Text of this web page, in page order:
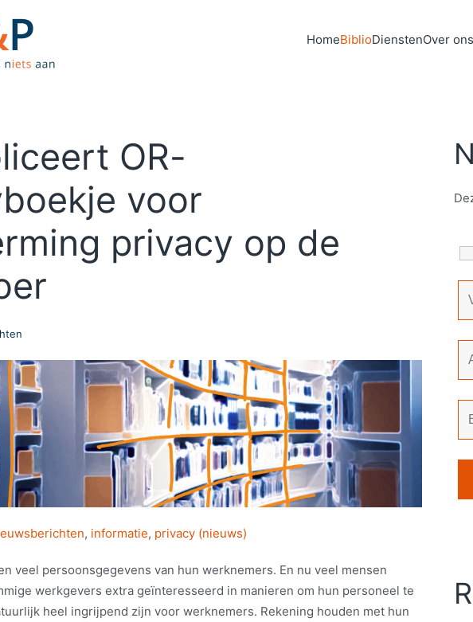
HomeBiblioDienstenOver ons
OR-
voor
privacy op de
, informatie, privacy (nieuws)
veel persoonsgegevens van hun werknemers. En nu veel mensen
werkgevers extra geïnteresseerd in manieren om hun personeel te
heel ingrijpend zijn voor werknemers. Rekening houden met hun